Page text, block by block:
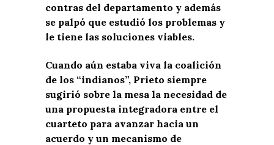
contras del departamento y además
se palpó que estudió los problemas y
le tiene las soluciones viables.
Cuando aún estaba viva la coalición
de los “indianos”, Prieto siempre
sugirió sobre la mesa la necesidad de
una propuesta integradora entre el
cuarteto para avanzar hacia un
acuerdo y un mecanismo de